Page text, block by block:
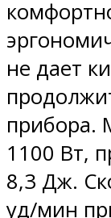
не дает
прибора.
1100 Вт,
8,3 Дж.
уд/мин